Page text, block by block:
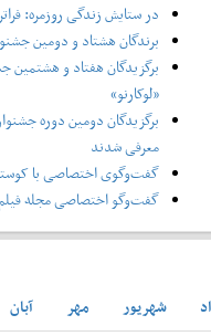
در ستایش زندگی روزمره:
برندگان هشتاد و دومین
برگزیدگان هفتاد و هشتمین
«لوکارنو»
برگزیدگان دومین دوره
معرفی شدند
گفت‌وگوی اختصاصی با
گفت‌وگو اختصاصی مجله فیلم
شهريور مهر آبان